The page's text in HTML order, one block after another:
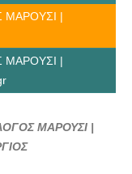
|
|
ΜΑΡΟΥΣΙ |